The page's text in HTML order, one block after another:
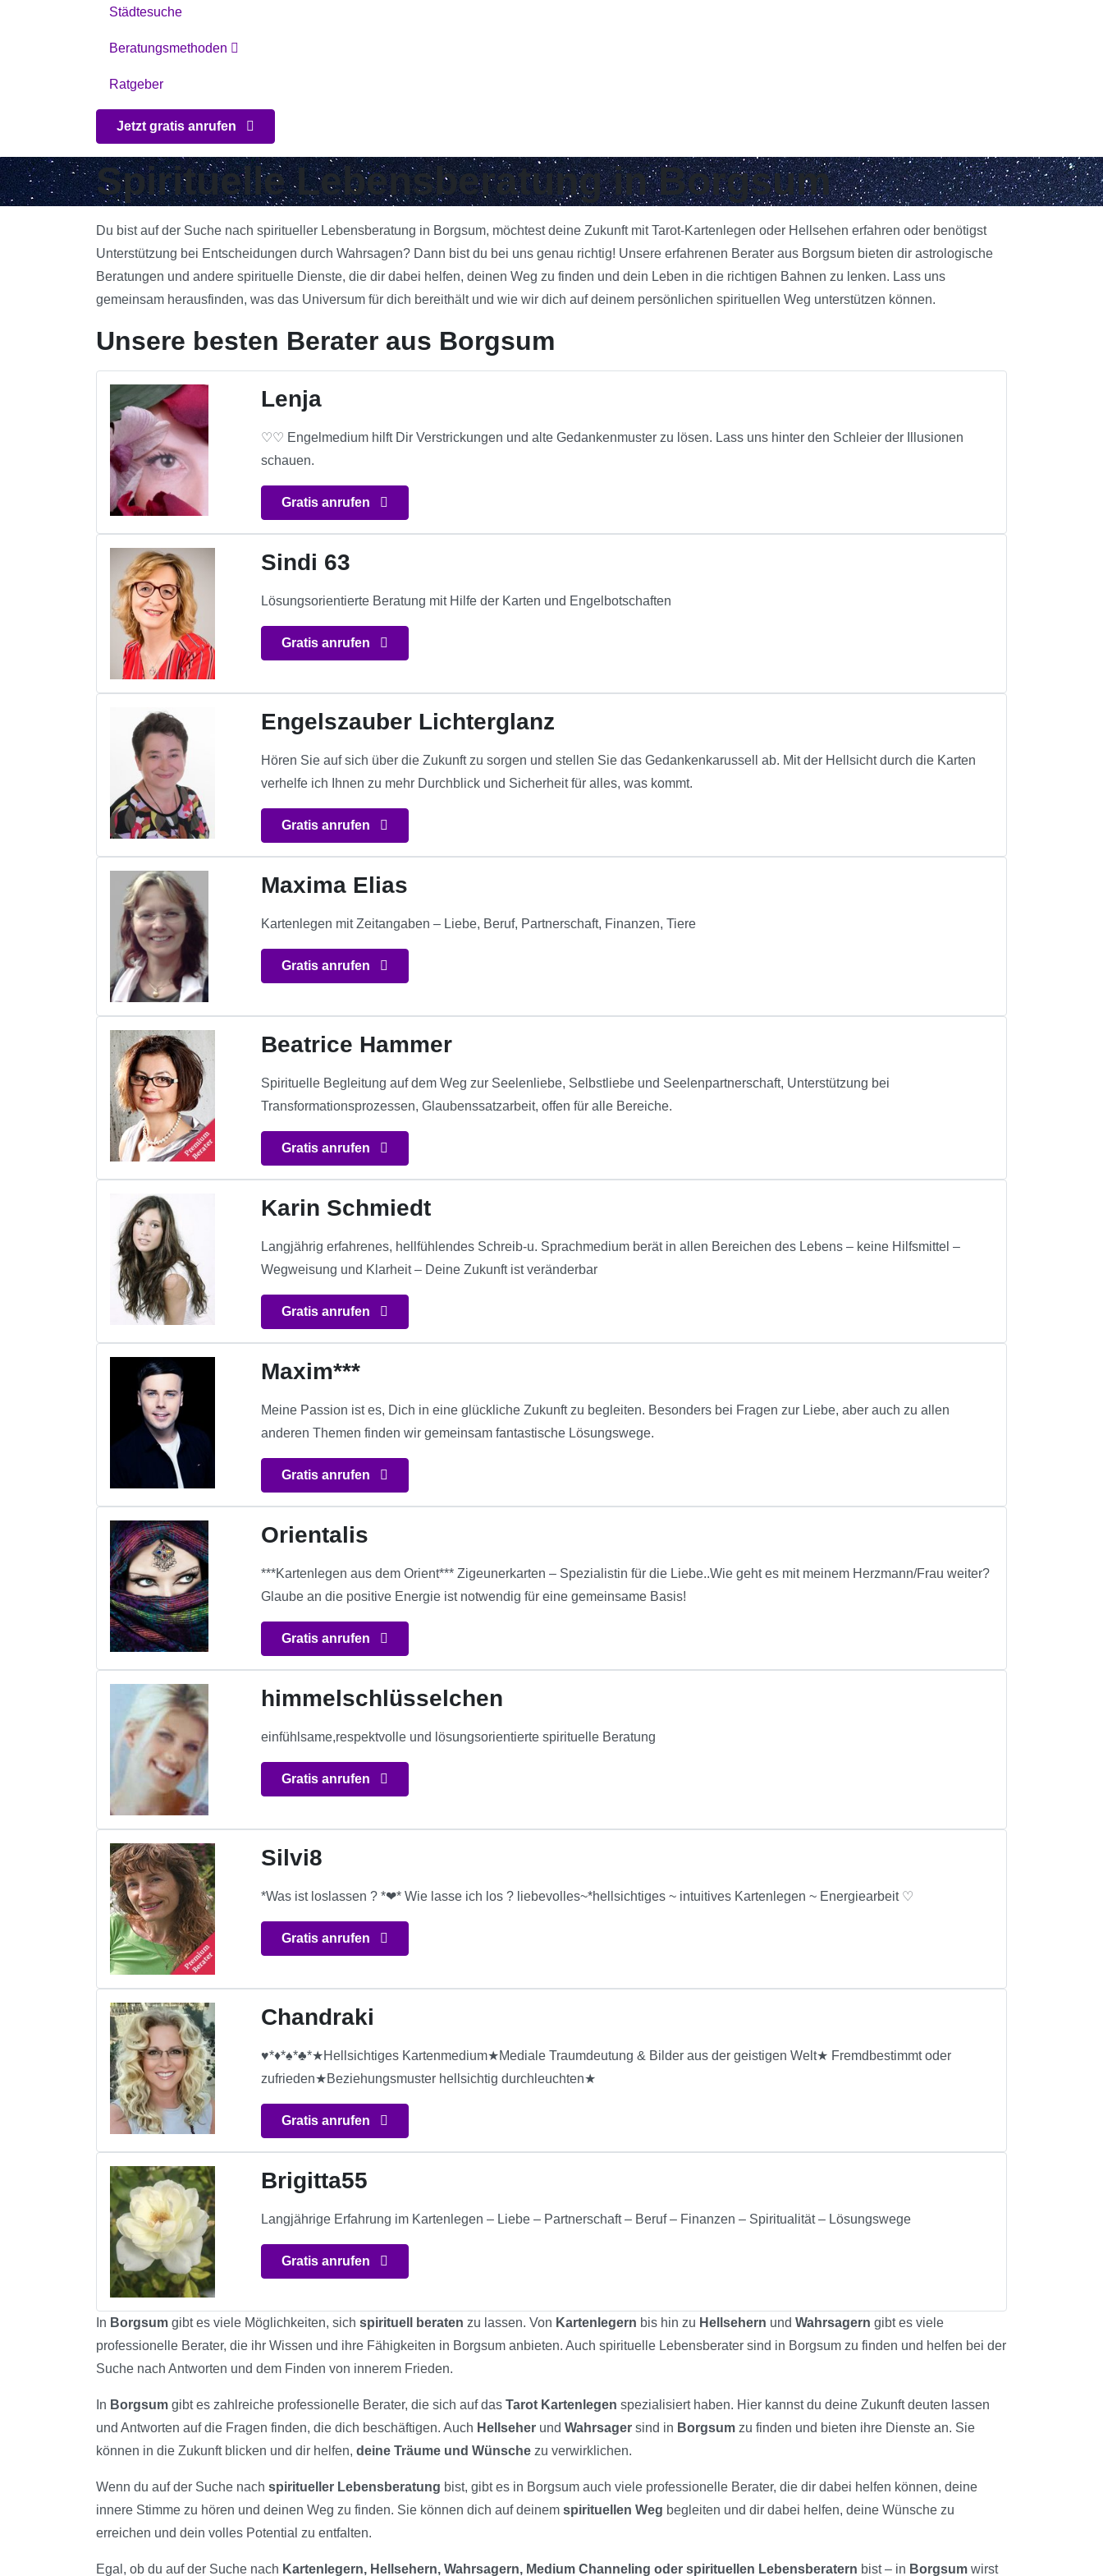
Städtesuche
Beratungsmethoden
Ratgeber
Jetzt gratis anrufen
Spirituelle Lebensberatung in Borgsum
Du bist auf der Suche nach spiritueller Lebensberatung in Borgsum, möchtest deine Zukunft mit Tarot-Kartenlegen oder Hellsehen erfahren oder benötigst
Unterstützung bei Entscheidungen durch Wahrsagen? Dann bist du bei uns genau richtig! Unsere erfahrenen Berater aus Borgsum bieten dir astrologische
Beratungen und andere spirituelle Dienste, die dir dabei helfen, deinen Weg zu finden und dein Leben in die richtigen Bahnen zu lenken. Lass uns
gemeinsam herausfinden, was das Universum für dich bereithält und wie wir dich auf deinem persönlichen spirituellen Weg unterstützen können.
Unsere besten Berater aus Borgsum
Lenja
♡♡ Engelmedium hilft Dir Verstrickungen und alte Gedankenmuster zu lösen. Lass uns hinter den Schleier der Illusionen
schauen.
Gratis anrufen
Sindi 63
Lösungsorientierte Beratung mit Hilfe der Karten und Engelbotschaften
Gratis anrufen
Engelszauber Lichterglanz
Hören Sie auf sich über die Zukunft zu sorgen und stellen Sie das Gedankenkarussell ab. Mit der Hellsicht durch die Karten
verhelfe ich Ihnen zu mehr Durchblick und Sicherheit für alles, was kommt.
Gratis anrufen
Maxima Elias
Kartenlegen mit Zeitangaben – Liebe, Beruf, Partnerschaft, Finanzen, Tiere
Gratis anrufen
Beatrice Hammer
Spirituelle Begleitung auf dem Weg zur Seelenliebe, Selbstliebe und Seelenpartnerschaft, Unterstützung bei
Transformationsprozessen, Glaubenssatzarbeit, offen für alle Bereiche.
Gratis anrufen
Karin Schmiedt
Langjährig erfahrenes, hellfühlendes Schreib-u. Sprachmedium berät in allen Bereichen des Lebens – keine Hilfsmittel –
Wegweisung und Klarheit – Deine Zukunft ist veränderbar
Gratis anrufen
Maxim***
Meine Passion ist es, Dich in eine glückliche Zukunft zu begleiten. Besonders bei Fragen zur Liebe, aber auch zu allen
anderen Themen finden wir gemeinsam fantastische Lösungswege.
Gratis anrufen
Orientalis
***Kartenlegen aus dem Orient*** Zigeunerkarten – Spezialistin für die Liebe..Wie geht es mit meinem Herzmann/Frau weiter?
Glaube an die positive Energie ist notwendig für eine gemeinsame Basis!
Gratis anrufen
himmelschlüsselchen
einfühlsame,respektvolle und lösungsorientierte spirituelle Beratung
Gratis anrufen
Silvi8
*Was ist loslassen ? *❤* Wie lasse ich los ? liebevolles~*hellsichtiges ~ intuitives Kartenlegen ~ Energiearbeit ♡
Gratis anrufen
Chandraki
♥*♦*♠*♣*★Hellsichtiges Kartenmedium★Mediale Traumdeutung & Bilder aus der geistigen Welt★ Fremdbestimmt oder
zufrieden★Beziehungsmuster hellsichtig durchleuchten★
Gratis anrufen
Brigitta55
Langjährige Erfahrung im Kartenlegen – Liebe – Partnerschaft – Beruf – Finanzen – Spiritualität – Lösungswege
Gratis anrufen
In Borgsum gibt es viele Möglichkeiten, sich spirituell beraten zu lassen. Von Kartenlegern bis hin zu Hellsehern und Wahrsagern gibt es viele
professionelle Berater, die ihr Wissen und ihre Fähigkeiten in Borgsum anbieten. Auch spirituelle Lebensberater sind in Borgsum zu finden und helfen bei der
Suche nach Antworten und dem Finden von innerem Frieden.
In Borgsum gibt es zahlreiche professionelle Berater, die sich auf das Tarot Kartenlegen spezialisiert haben. Hier kannst du deine Zukunft deuten lassen
und Antworten auf die Fragen finden, die dich beschäftigen. Auch Hellseher und Wahrsager sind in Borgsum zu finden und bieten ihre Dienste an. Sie
können in die Zukunft blicken und dir helfen, deine Träume und Wünsche zu verwirklichen.
Wenn du auf der Suche nach spiritueller Lebensberatung bist, gibt es in Borgsum auch viele professionelle Berater, die dir dabei helfen können, deine
innere Stimme zu hören und deinen Weg zu finden. Sie können dich auf deinem spirituellen Weg begleiten und dir dabei helfen, deine Wünsche zu
erreichen und dein volles Potential zu entfalten.
Egal, ob du auf der Suche nach Kartenlegern, Hellsehern, Wahrsagern, Medium Channeling oder spirituellen Lebensberatern bist – in Borgsum wirst